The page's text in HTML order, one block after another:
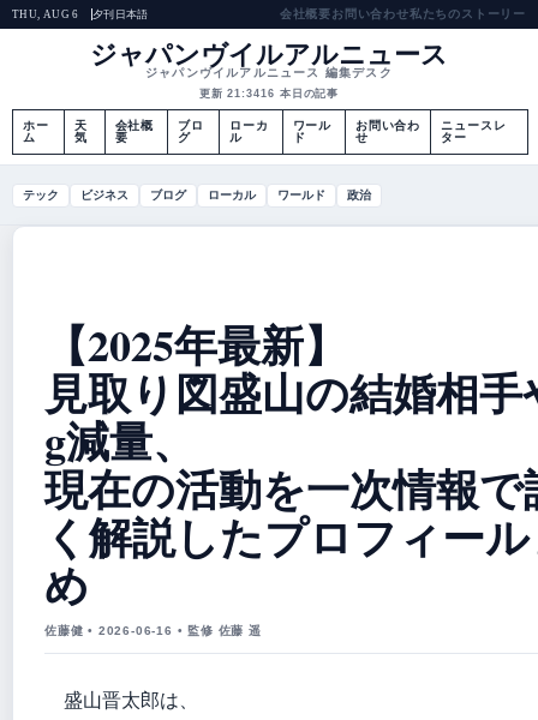
THU, AUG 6 夕刊 日本語 会社概要お問い合わせ私たちのストーリー
ジャパンヴイルアルニュース
ジャパンヴイルアルニュース 編集デスク
更新 21:3416 本日の記事
ホー
ム
天
気
会社概
要
ブロ
グ
ローカ
ル
ワール
ド
お問い合わ
せ
ニュースレ
ター
テック ビジネス ブログ ローカル ワールド 政治
【2025年最新】
見取り図盛山の結婚相手
g減量、
現在の活動を一次情報で
く解説したプロフィー
め
佐藤健 • 2026-06-16 • 監修 佐藤 遥
盛山晋太郎は、